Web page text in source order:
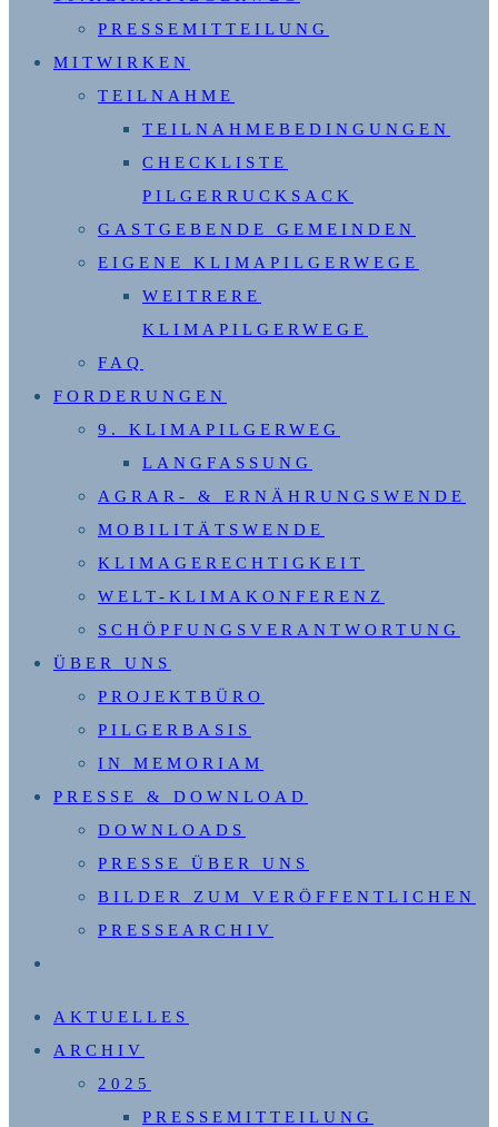
PRESSEMITTEILUNG
MITWIRKEN
TEILNAHME
TEILNAHMEBEDINGUNGEN
CHECKLISTE
PILGERRUCKSACK
GASTGEBENDE GEMEINDEN
EIGENE KLIMAPILGERWEGE
WEITRERE
KLIMAPILGERWEGE
FAQ
FORDERUNGEN
9. KLIMAPILGERWEG
LANGFASSUNG
AGRAR- & ERNÄHRUNGSWENDE
MOBILITÄTSWENDE
KLIMAGERECHTIGKEIT
WELT-KLIMAKONFERENZ
SCHÖPFUNGSVERANTWORTUNG
ÜBER UNS
PROJEKTBÜRO
PILGERBASIS
IN MEMORIAM
PRESSE & DOWNLOAD
DOWNLOADS
PRESSE ÜBER UNS
BILDER ZUM VERÖFFENTLICHEN
PRESSEARCHIV
UMSCHALTEN
AKTUELLES
ARCHIV
2025
PRESSEMITTEILUNG